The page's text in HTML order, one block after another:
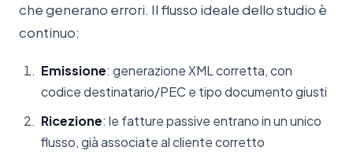
che generano errori. Il flusso ideale dello studio è
continuo:
Emissione: generazione XML corretta, con
codice destinatario/PEC e tipo documento giusti
Ricezione: le fatture passive entrano in un unico
flusso, già associate al cliente corretto